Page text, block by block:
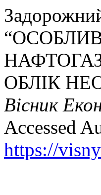
ОБЛІК
Вісник
Accessed
https://